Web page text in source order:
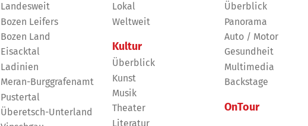
Landesweit
Bozen Leifers
Bozen Land
Eisacktal
Ladinien
Meran-Burggrafenamt
Pustertal
Überetsch-Unterland
Lokal
Weltweit
Kultur
Überblick
Kunst
Musik
Theater
Literatur
Überblick
Panorama
Auto / Motor
Gesundheit
Multimedia
Backstage
OnTour